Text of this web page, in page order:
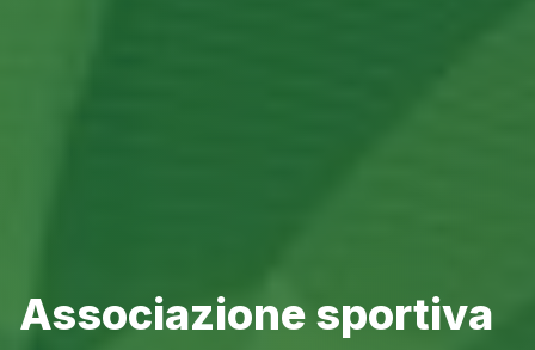
Associazione sportiva